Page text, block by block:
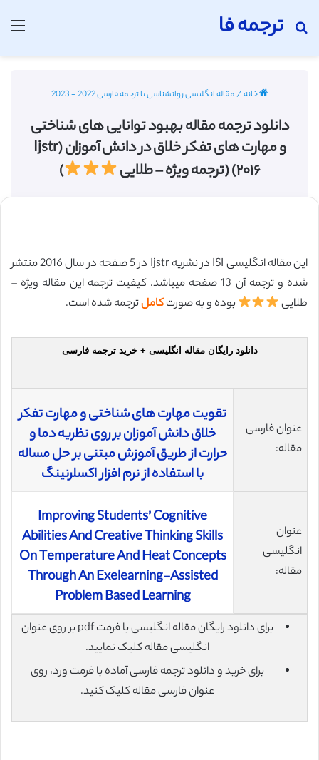
ترجمه فا
جستجو برای
خانه/مقاله انگلیسی روانشناسی با ترجمه فارسی 2022 - 2023
دانلود ترجمه مقاله بهبود توانایی های شناختی
و مهارت های تفکر خلاق در دانش آموزان (Ijstr
۲۰۱۶) (ترجمه ویژه – طلایی
)
این مقاله انگلیسی ISI در نشریه Ijstr در 5 صفحه در سال 2016 منتشر
شده و ترجمه آن 13 صفحه میباشد. کیفیت ترجمه این مقاله ویژه –
طلایی
بوده و به صورتکاملترجمه شده است.
دانلود رایگان مقاله انگلیسی + خرید ترجمه فارسی
عنوان فارسی
مقاله:
تقویت مهارت های شناختی و مهارت تفکر
خلاق دانش آموزان بر روی نظریه دما و
حرارت از طریق آموزش مبتنی بر حل مساله
با استفاده از نرم افزار اکسلرنینگ
عنوان
انگلیسی
مقاله:
Improving Students’ Cognitive
Abilities And Creative Thinking Skills
On Temperature And Heat Concepts
Through An Exelearning-Assisted
Problem Based Learning
برای دانلود رایگان مقاله انگلیسی با فرمت pdf بر روی عنوان
انگلیسی مقاله کلیک نمایید.
برای خرید و دانلود ترجمه فارسی آماده با فرمت ورد، روی
عنوان فارسی مقاله کلیک کنید.